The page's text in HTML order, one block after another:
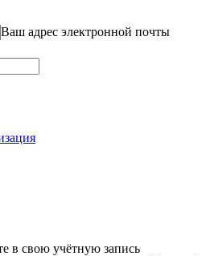
Ваш адрес электронной почты
в свою учётную запись